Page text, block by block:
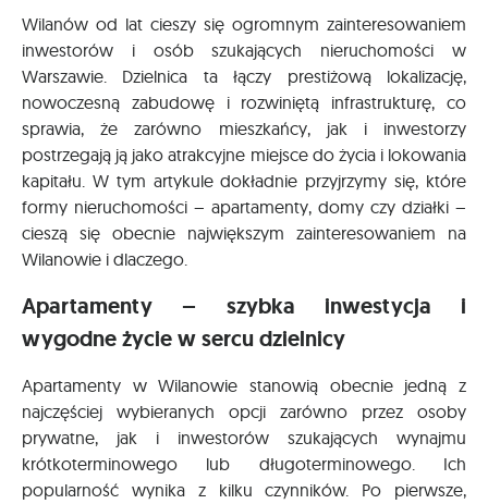
Wilanów od lat cieszy się ogromnym zainteresowaniem
inwestorów i osób szukających nieruchomości w
Warszawie. Dzielnica ta łączy prestiżową lokalizację,
nowoczesną zabudowę i rozwiniętą infrastrukturę, co
sprawia, że zarówno mieszkańcy, jak i inwestorzy
postrzegają ją jako atrakcyjne miejsce do życia i lokowania
kapitału. W tym artykule dokładnie przyjrzymy się, które
formy nieruchomości – apartamenty, domy czy działki –
cieszą się obecnie największym zainteresowaniem na
Wilanowie i dlaczego.
Apartamenty – szybka inwestycja i
wygodne życie w sercu dzielnicy
Apartamenty w Wilanowie stanowią obecnie jedną z
najczęściej wybieranych opcji zarówno przez osoby
prywatne, jak i inwestorów szukających wynajmu
krótkoterminowego lub długoterminowego. Ich
popularność wynika z kilku czynników. Po pierwsze,